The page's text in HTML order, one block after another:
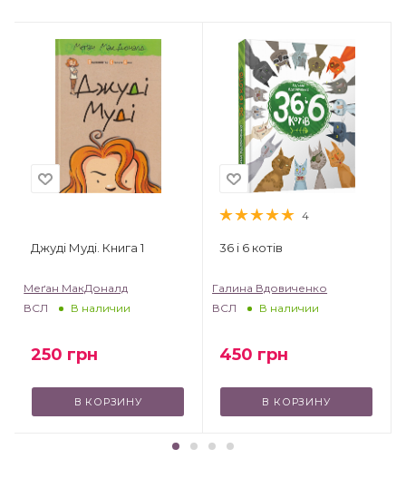
Джуді Муді. Книга 1
Меґан МакДоналд
ВСЛ
В наличии
250 грн
В КОРЗИНУ
4
36 і 6 котів
Галина Вдовиченко
ВСЛ
В наличии
450 грн
В КОРЗИНУ